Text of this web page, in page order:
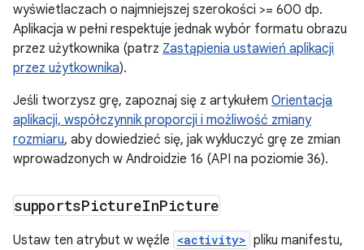
wyświetlaczach o najmniejszej szerokości >= 600 dp.
Aplikacja w pełni respektuje jednak wybór formatu obrazu
przez użytkownika (patrz Zastąpienia ustawień aplikacji
przez użytkownika).
Jeśli tworzysz grę, zapoznaj się z artykułem Orientacja
aplikacji, współczynnik proporcji i możliwość zmiany
rozmiaru, aby dowiedzieć się, jak wykluczyć grę ze zmian
wprowadzonych w Androidzie 16 (API na poziomie 36).
supportsPictureInPicture
Ustaw ten atrybut w węźle <activity> pliku manifestu,